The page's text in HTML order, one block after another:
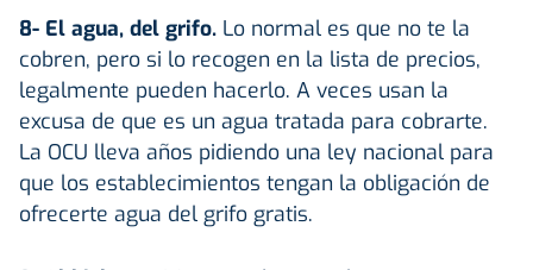
8- El agua, del grifo. Lo normal es que no te la
cobren, pero si lo recogen en la lista de precios,
legalmente pueden hacerlo. A veces usan la
excusa de que es un agua tratada para cobrarte.
La OCU lleva años pidiendo una ley nacional para
que los establecimientos tengan la obligación de
ofrecerte agua del grifo gratis.